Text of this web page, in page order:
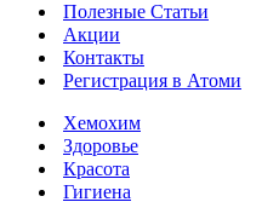
Полезные Статьи
Акции
Контакты
Регистрация в Атоми
Хемохим
Здоровье
Красота
Гигиена